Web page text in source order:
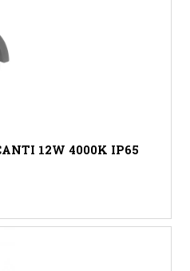
12W 4000K IP65